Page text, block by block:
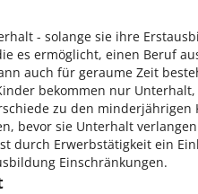
- solange sie ihre
es ermöglicht, einen Beruf
auch für geraume Zeit
bekommen nur Unterhalt,
zu den minderjährigen
bevor sie Unterhalt
durch Erwerbstätigkeit ein
Einschränkungen.